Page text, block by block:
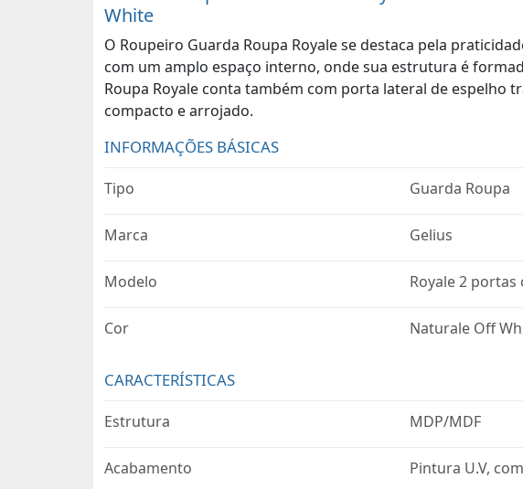
White
O Roupeiro Guarda Roupa Royale se destaca pela
com um amplo espaço interno, onde sua estrutura é
Roupa Royale conta também com porta lateral de espelho
compacto e arrojado.
INFORMAÇÕES BÁSICAS
Tipo Guarda Roupa
Marca Gelius
Modelo Royale 2
Cor Naturale Off
CARACTERÍSTICAS
Estrutura MDP/MDF
Acabamento Pintura U.V,